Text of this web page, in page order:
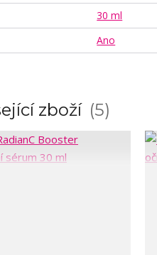
30 ml
Ano
zboží 5